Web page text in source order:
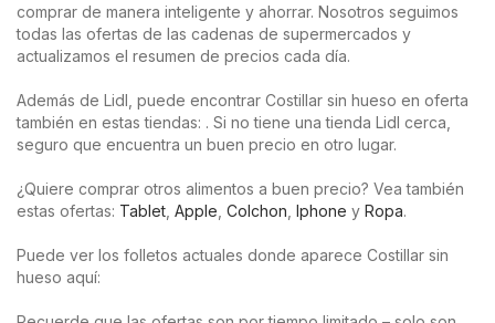
comprar de manera inteligente y ahorrar. Nosotros seguimos
todas las ofertas de las cadenas de supermercados y
actualizamos el resumen de precios cada día.
Además de Lidl, puede encontrar Costillar sin hueso en oferta
también en estas tiendas: . Si no tiene una tienda Lidl cerca,
seguro que encuentra un buen precio en otro lugar.
¿Quiere comprar otros alimentos a buen precio? Vea también
estas ofertas: Tablet Apple Colchon Iphone y Ropa.
Puede ver los folletos actuales donde aparece Costillar sin
hueso aquí: